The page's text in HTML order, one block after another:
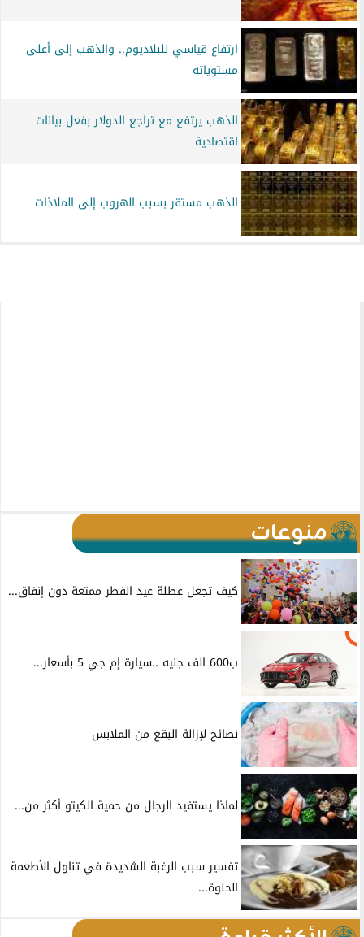
ارتفاع قياسي للبلاديوم.. والذهب إلى أعلى
مستوياته
الذهب يرتفع مع تراجع الدولار بفعل بيانات
اقتصادية
الذهب مستقر بسبب الهروب إلى الملاذات
منوعات
كيف تجعل عطلة عيد الفطر ممتعة دون إنفاق...
ب600 الف جنيه ..سيارة إم جي 5 بأسعار...
نصائح لإزالة البقع من الملابس
لماذا يستفيد الرجال من حمية الكيتو أكثر من...
تفسير سبب الرغبة الشديدة في تناول الأطعمة
الحلوة...